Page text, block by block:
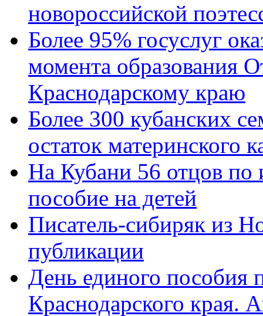
новороссийской
Более 95% госуслуг
момента образования
Краснодарскому краю
Более 300 кубанских
остаток материнского
На Кубани 56 отцов по
пособие на детей
Писатель-сибиряк из
публикации
День единого пособия
Краснодарского края.